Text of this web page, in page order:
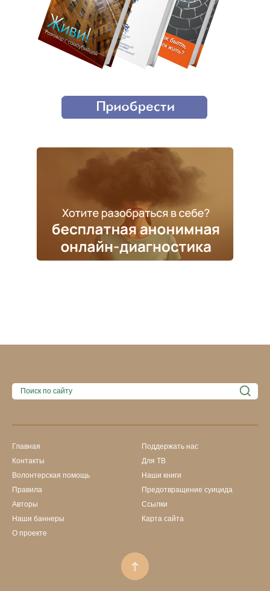
Главная
Контакты
Волонтерская помощь
Правила
Авторы
Наши баннеры
О проекте
Поддержать нас
Для ТВ
Наши книги
Предотвращение суицида
Ссылки
Карта сайта